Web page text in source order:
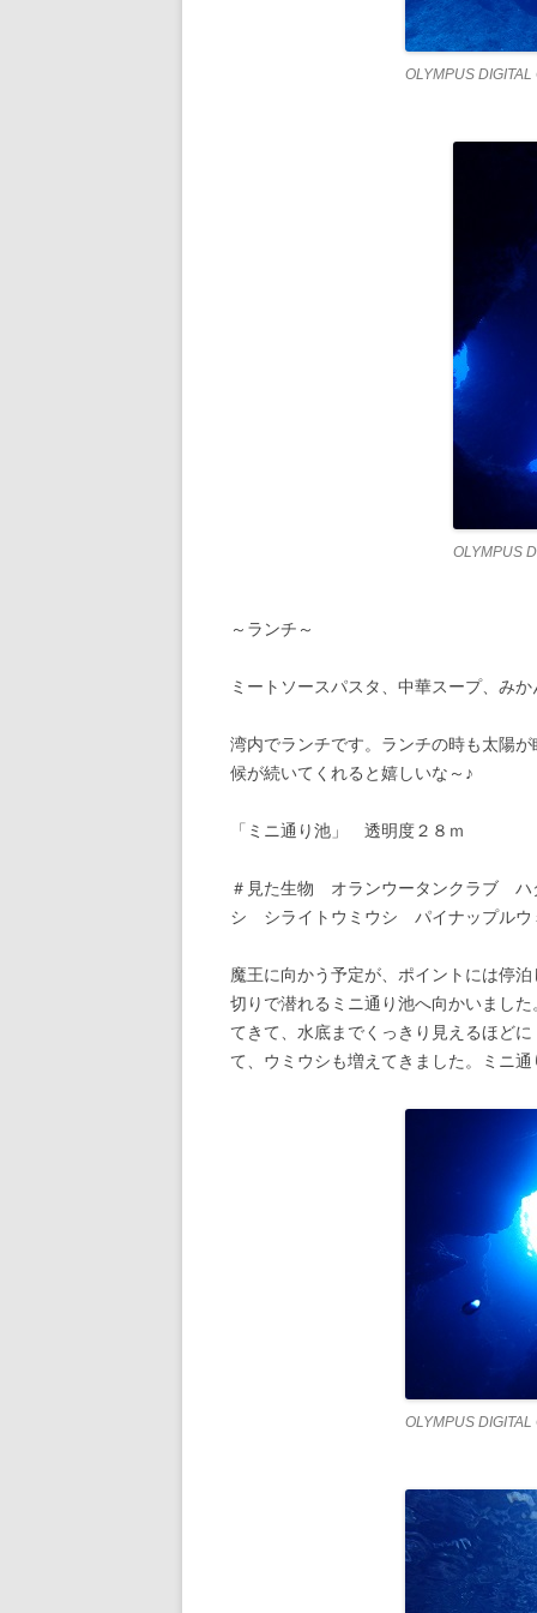
OLYMPUS
OLYMPUS
～ランチ～
ミートソースパスタ、中華スープ、みか
湾内でランチです。ランチの時も太陽
候が続いてくれると嬉しいな～♪
「ミニ通り池」 透明度２８ｍ
＃見た生物 オランウータンクラブ
シ シライトウミウシ パイナップルウ
魔王に向かう予定が、ポイントには停
切りで潜れるミニ通り池へ向かいまし
てきて、水底までくっきり見えるほど
て、ウミウシも増えてきました。ミニ
OLYMPUS